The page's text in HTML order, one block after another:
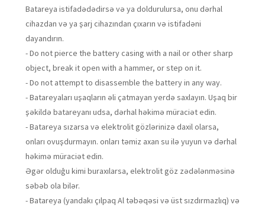
Batareya istifadədədirsə və ya doldurulursa, onu dərhal
cihazdan və ya şarj cihazından çıxarın və istifadəni
dayandırın.
- Do not pierce the battery casing with a nail or other sharp
object, break it open with a hammer, or step on it.
- Do not attempt to disassemble the battery in any way.
- Batareyaları uşaqların əli çatmayan yerdə saxlayın. Uşaq bir
şəkildə batareyanı udsa, dərhal həkimə müraciət edin.
- Batareya sızarsa və elektrolit gözlərinizə daxil olarsa,
onları ovuşdurmayın. onları təmiz axan su ilə yuyun və dərhal
həkimə müraciət edin.
Əgər olduğu kimi buraxılarsa, elektrolit göz zədələnməsinə
səbəb ola bilər.
- Batareya (yandakı çılpaq Al təbəqəsi və üst sızdırmazlıq) və